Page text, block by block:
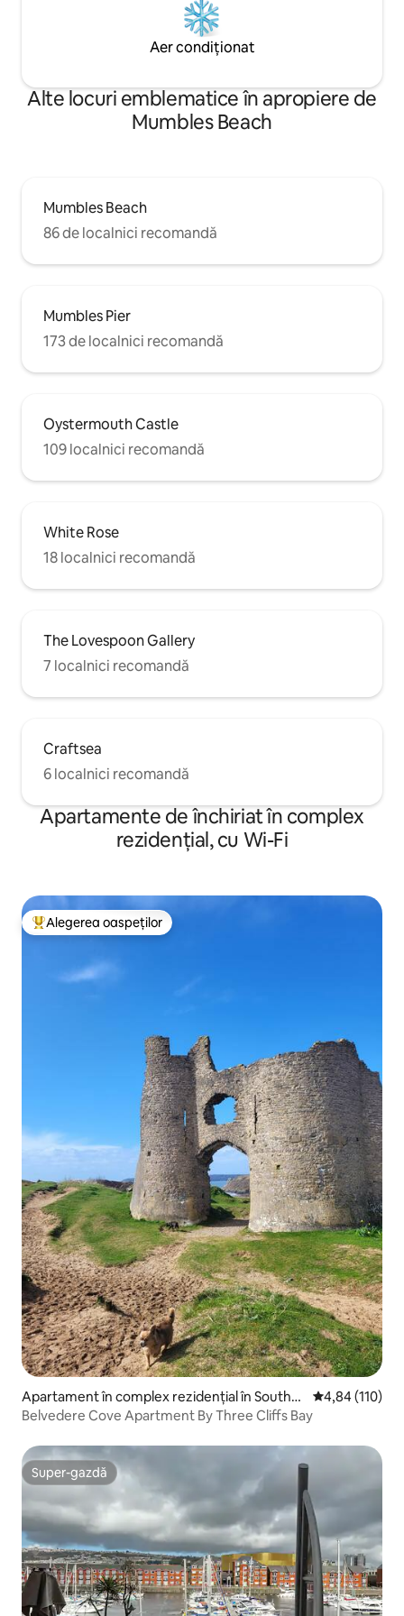
Aer condiționat
Alte locuri emblematice în apropiere de
Mumbles Beach
Mumbles Beach
86 de localnici recomandă
Mumbles Pier
173 de localnici recomandă
Oystermouth Castle
109 localnici recomandă
White Rose
18 localnici recomandă
The Lovespoon Gallery
7 localnici recomandă
Craftsea
6 localnici recomandă
Apartamente de închiriat în complex
rezidențial, cu Wi-Fi
Locuință din topul categoriei Alegerea oaspeților
Alegerea oaspeților
Apartament în complex rezidențial în Southg
ate
Scor mediu
4,84 (110)
Belvedere Cove Apartment By Three Cliffs Bay
Super-gazdă
Super-gazdă